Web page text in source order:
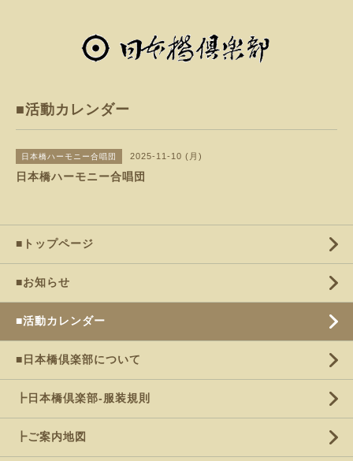
■活動カレンダー
日本橋ハーモニー合唱団 2025-11-10 (月)
日本橋ハーモニー合唱団
■トップページ
■お知らせ
■活動カレンダー
■日本橋倶楽部について
┣日本橋倶楽部-服装規則
┣ご案内地図